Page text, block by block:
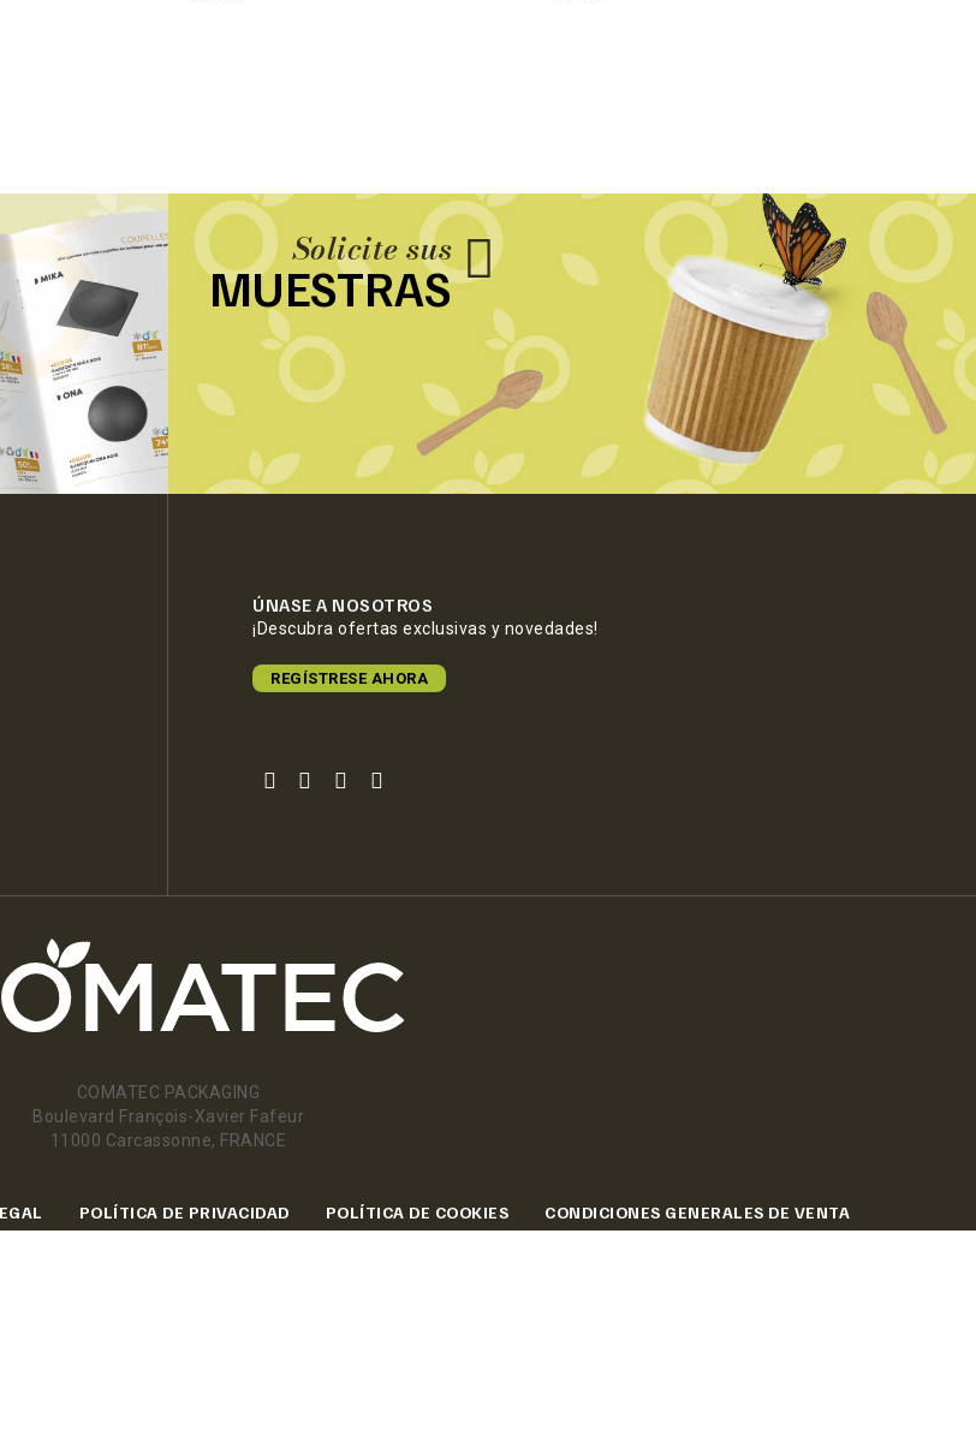
Solicite sus
MUESTRAS
ÚNASE A NOSOTROS
¡Descubra ofertas exclusivas y novedades!
REGÍSTRESE AHORA
COMATEC PACKAGING
Boulevard François-Xavier Fafeur
11000 Carcassonne, FRANCE
POLÍTICA DE PRIVACIDAD POLÍTICA DE COOKIES CONDICIONES GENERALES DE VENTA